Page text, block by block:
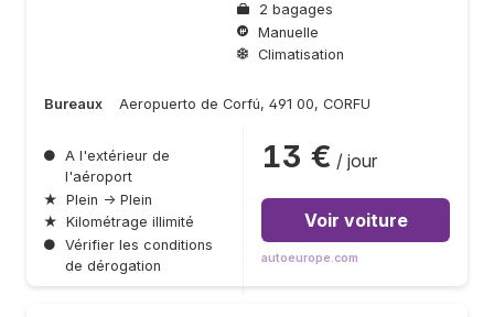
2 bagages
Manuelle
Climatisation
Bureaux Aeropuerto de Corfú, 491 00, CORFU
● A l'extérieur de
l'aéroport
★ Plein → Plein
★ Kilométrage illimité
● Vérifier les conditions
de dérogation
13 € / jour
Voir voiture
autoeurope.com